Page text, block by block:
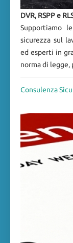
DVR, RSPP e
Supportiamo
sicurezza sul
ed esperti in
norma di legge,
Consulenza